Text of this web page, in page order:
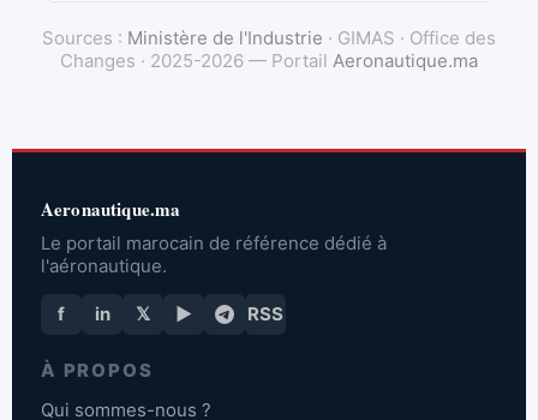
Sources : Ministère de l'Industrie · GIMAS · Office des
Changes · 2025-2026 — Portail Aeronautique.ma
Aeronautique.ma
Le portail marocain de référence dédié à
l'aéronautique.
f in 𝕏 ▶ RSS
À PROPOS
Qui sommes-nous ?